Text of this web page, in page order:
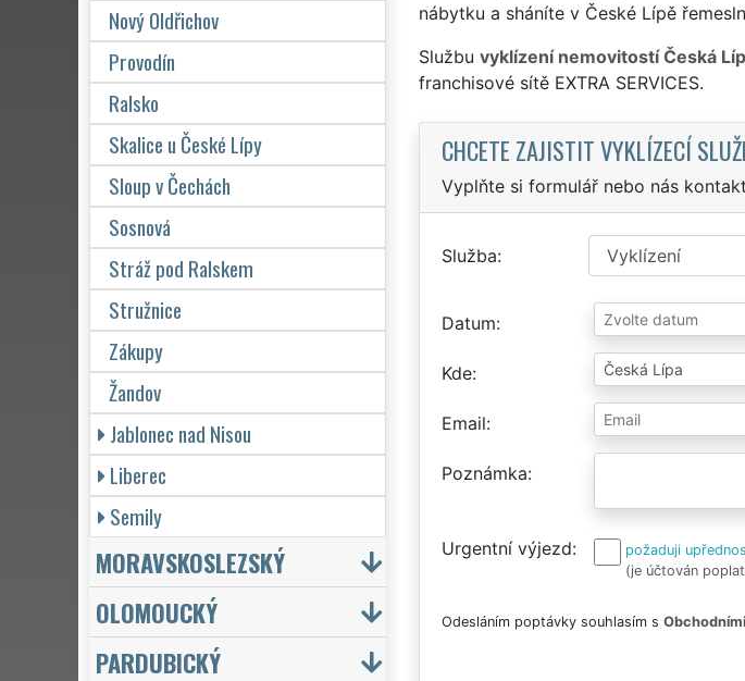
nábytku a sháníte v České Lípě
Službu vyklízení nemovitostí Česká
franchisové sítě EXTRA SERVICES.
CHCETE ZAJISTIT VYKLÍZECÍ
Vyplňte si formulář nebo nás
Služba
Datum
Kde
Email
Poznámka
Urgentní výjezd
požaduji
(je účtován
Odesláním poptávky souhlasím s
Nový Oldřichov
Provodín
Ralsko
Skalice u České Lípy
Sloup v Čechách
Sosnová
Stráž pod Ralskem
Stružnice
Zákupy
Žandov
Jablonec nad Nisou
Liberec
Semily
MORAVSKOSLEZSKÝ
OLOMOUCKÝ
PARDUBICKÝ